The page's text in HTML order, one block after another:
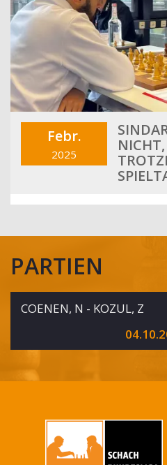
Febr.
2025
PARTIEN
COENEN, N - KOZUL, Z